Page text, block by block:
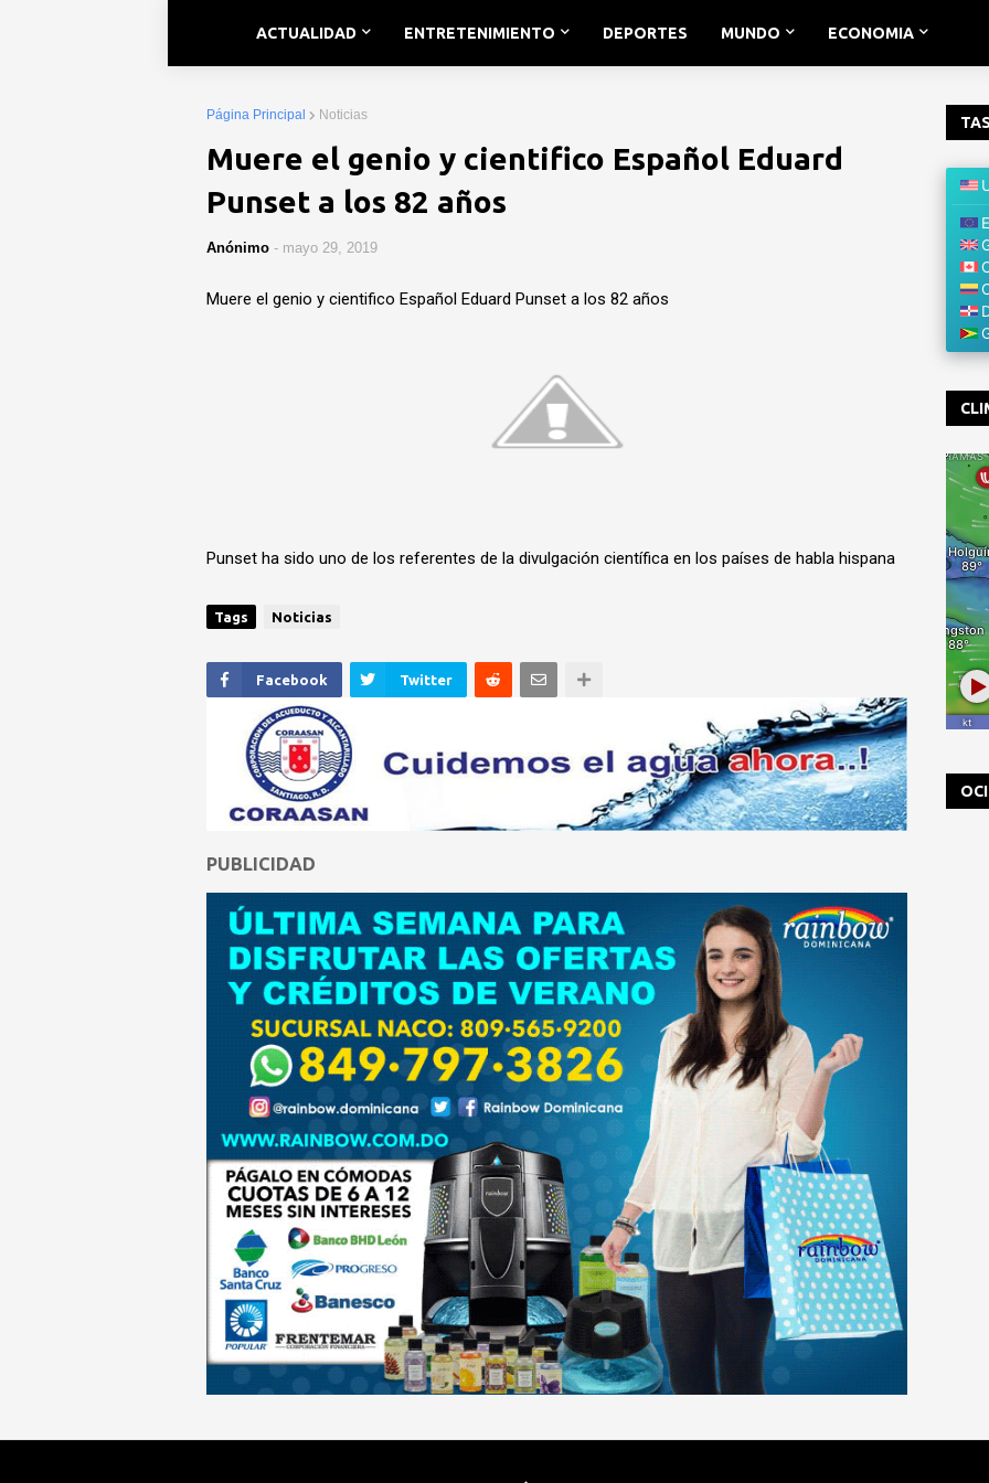
ACTUALIDAD ENTRETENIMIENTO DEPORTES MUNDO ECONOMIA
Página Principal Noticias
Muere el genio y cientifico Español Eduard
Punset a los 82 años
Anónimo - mayo 29, 2019
Muere el genio y cientifico Español Eduard Punset a los 82 años
Punset ha sido uno de los referentes de la divulgación científica en los países de habla hispana
Tags Noticias
Facebook Twitter
PUBLICIDAD